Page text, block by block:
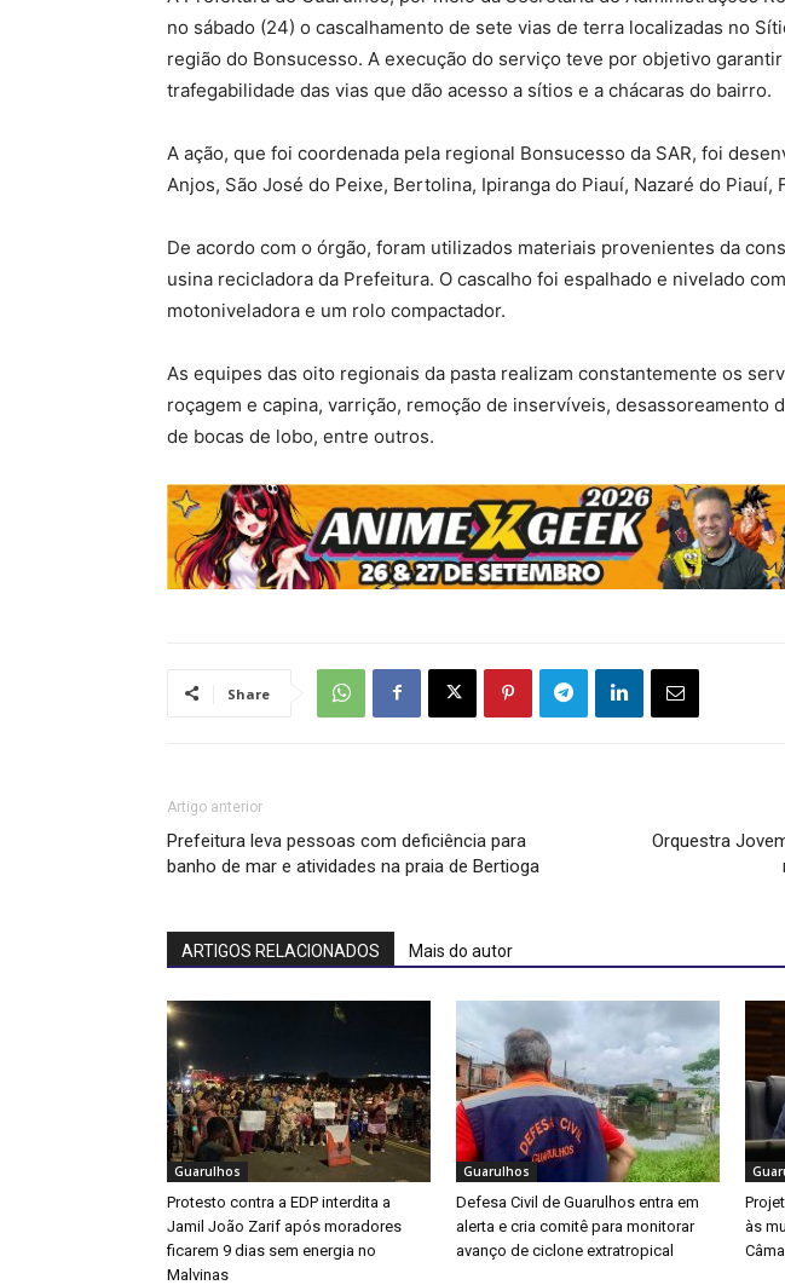
no sábado (24) o cascalhamento de sete vias de terra localizadas no
região do Bonsucesso. A execução do serviço teve por objetivo
trafegabilidade das vias que dão acesso a sítios e a chácaras do bairro.
A ação, que foi coordenada pela regional Bonsucesso da SAR, foi
Anjos, São José do Peixe, Bertolina, Ipiranga do Piauí, Nazaré do Piauí,
De acordo com o órgão, foram utilizados materiais provenientes da
usina recicladora da Prefeitura. O cascalho foi espalhado e nivelado
motoniveladora e um rolo compactador.
As equipes das oito regionais da pasta realizam constantemente os
roçagem e capina, varrição, remoção de inservíveis, desassoreamento
de bocas de lobo, entre outros.
Share
Artigo anterior
Prefeitura leva pessoas com deficiência para
banho de mar e atividades na praia de Bertioga
Orquestra
ARTIGOS RELACIONADOS Mais do autor
Guarulhos
Protesto contra a EDP interdita a
Jamil João Zarif após moradores
ficarem 9 dias sem energia no
Malvinas
Guarulhos
Defesa Civil de Guarulhos entra em
alerta e cria comitê para monitorar
avanço de ciclone extratropical
às